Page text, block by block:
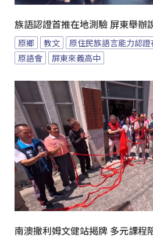
族語認證首推在地測驗 屏東舉辦
原鄉 教文 原住民族語言能力認證
原語會
屏東來義高中
南澳撒利姆文健站揭牌 多元課程